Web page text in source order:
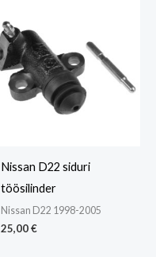
Nissan D22 siduri
töösilinder
Nissan D22 1998-2005
25,00€